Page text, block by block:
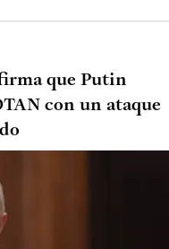
que Putin
con un ataque